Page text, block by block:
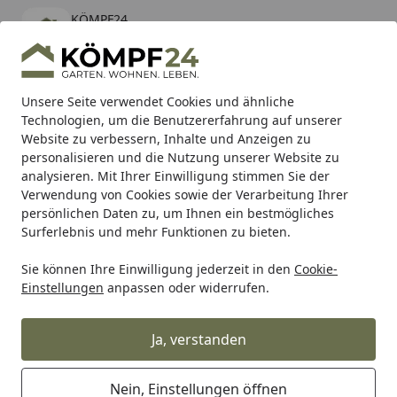
Unsere Seite verwendet Cookies und ähnliche
Technologien, um die Benutzererfahrung auf unserer
Website zu verbessern, Inhalte und Anzeigen zu
personalisieren und die Nutzung unserer Website zu
analysieren. Mit Ihrer Einwilligung stimmen Sie der
Verwendung von Cookies sowie der Verarbeitung Ihrer
persönlichen Daten zu, um Ihnen ein bestmögliches
Surferlebnis und mehr Funktionen zu bieten.
Sie können Ihre Einwilligung jederzeit in den Cookie-
Einstellungen anpassen oder widerrufen.
Ja, verstanden
Nein, Einstellungen öffnen
KÖMPF24
kostenlos - Im App Store
Hotline
Alle Produkte
Mein Konto
Suchen
Karibu Pools inkl. gratis Sandfilteranlage & Pool-
Starterset (Gesamtwert bis 468,99€)
Startseite
TRW Trw Kupplungen TRW Kupplungslamellensatz
TRW Kupplungslamellensatz